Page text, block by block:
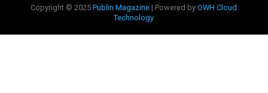
Copyright © 2025Publin Magazine | Powered byOWH Cloud
Technology